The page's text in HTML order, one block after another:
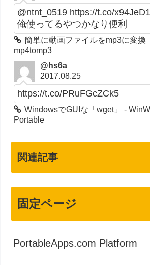
@ntnt_0519 https://t.co/
俺使ってるやつかなり便利
簡単に動画ファイルをmp3に変換
mp4tomp3
@hs6a
2017.08.25
https://t.co/PRuFGcZCk5
WindowsでGUIな「wget」 -
Portable
関連記事
固定ページ
PortableApps.com Platform